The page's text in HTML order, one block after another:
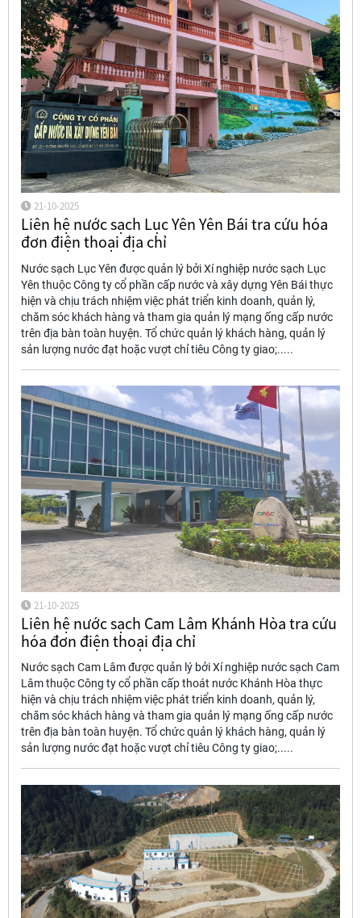
21-10-2025
Liên hệ nước sạch Lục Yên Yên Bái tra cứu hóa
đơn điện thoại địa chỉ
Nước sạch Lục Yên được quản lý bởi Xí nghiệp nước sạch Lục
Yên thuộc Công ty cổ phần cấp nước và xây dựng Yên Bái thực
hiện và chịu trách nhiệm việc phát triển kinh doanh, quản lý,
chăm sóc khách hàng và tham gia quản lý mạng ống cấp nước
trên địa bàn toàn huyện. Tổ chức quản lý khách hàng, quản lý
sản lượng nước đạt hoặc vượt chỉ tiêu Công ty giao;.....
21-10-2025
Liên hệ nước sạch Cam Lâm Khánh Hòa tra cứu
hóa đơn điện thoại địa chỉ
Nước sạch Cam Lâm được quản lý bởi Xí nghiệp nước sạch Cam
Lâm thuộc Công ty cổ phần cấp thoát nước Khánh Hòa thực
hiện và chịu trách nhiệm việc phát triển kinh doanh, quản lý,
chăm sóc khách hàng và tham gia quản lý mạng ống cấp nước
trên địa bàn toàn huyện. Tổ chức quản lý khách hàng, quản lý
sản lượng nước đạt hoặc vượt chỉ tiêu Công ty giao;.....